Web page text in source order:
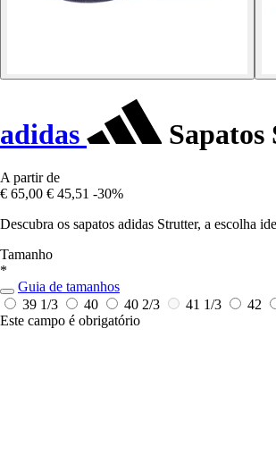
adidas
A partir de
€ 65,00 € 45,51 -30%
Descubra os sapatos adidas Strutter, a escolha
Tamanho
*
Guia de tamanhos
39 1/3
40 40 2/3 41 1/3 42
Este campo é obrigatório